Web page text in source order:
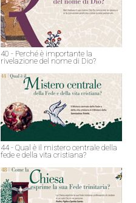
40 - Perché è importante la
rivelazione del nome di Dio?
44 - Qual è il mistero centrale della
fede e della vita cristiana?